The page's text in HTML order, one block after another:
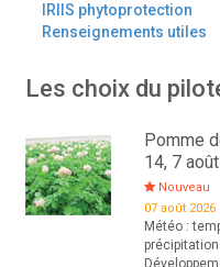
IRIIS phytoprotection
Renseignements utiles
Les choix du
Pomme
14, 7
Nouveau
07 août 2026
Météo :